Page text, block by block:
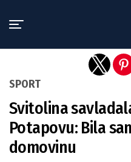
SPORT
Svitolina
Potapovu: Bila
domovinu